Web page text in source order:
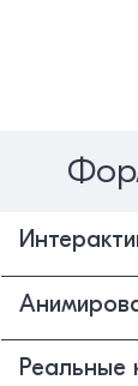
Реальные